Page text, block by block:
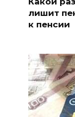
лишит
к пенсии